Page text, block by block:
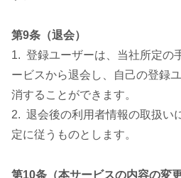
第9条（退会）
1. 登録ユーザーは、当社所定の
ービスから退会し、自己の登録
消することができます。
2. 退会後の利用者情報の取扱い
定に従うものとします。
第10条（本サービスの内容の変